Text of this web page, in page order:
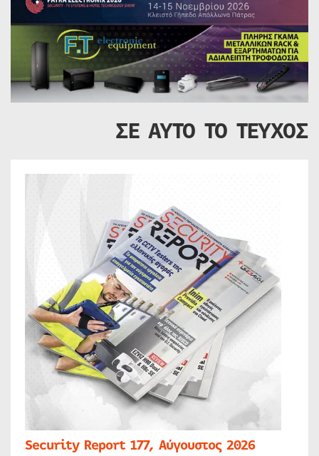
ΣΕ ΑΥΤΟ ΤΟ ΤΕΥΧΟΣ
Security Report 177, Αύγουστος 2026